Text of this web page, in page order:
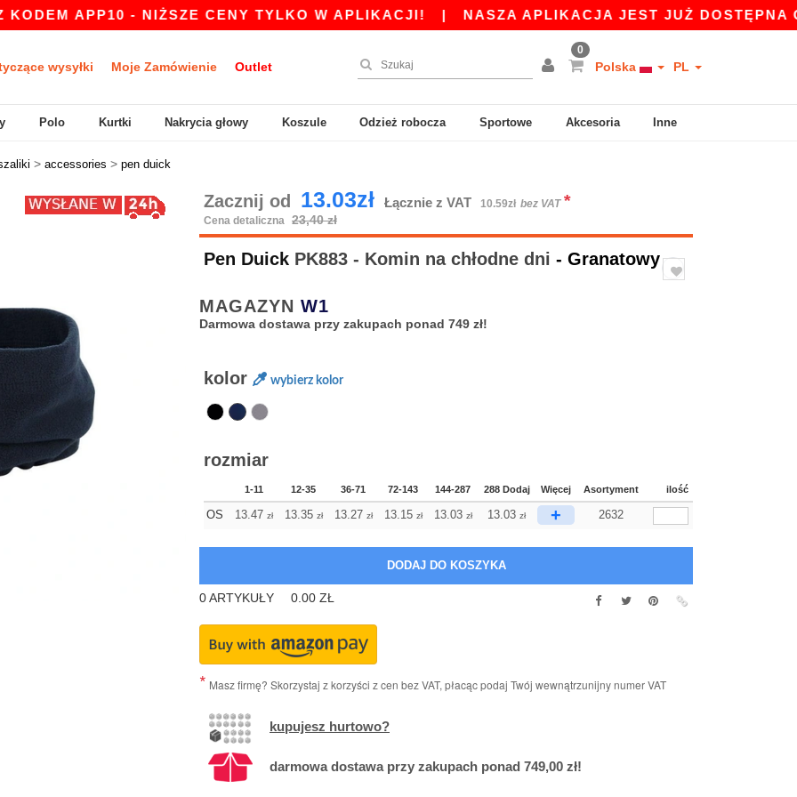
APP10 - NIŻSZE CENY TYLKO W APLIKACJI!|NASZA APLIKACJA JEST JUŻ DOSTĘPNA
wysyłki Moje Zamówienie Outlet
0
Polska PL
Polo Kurtki Nakrycia głowy Koszule Odzież robocza Sportowe Akcesoria Inne
> accessories > pen duick
Zacznij od 13.03zł Łącznie z VAT 10.59zł bez VAT *
Cena detaliczna 23,40 zł
Pen Duick PK883 - Komin na chłodne dni - Granatowy
MAGAZYN W1
Darmowa dostawa przy zakupach ponad 749 zł!
kolor wybierz kolor
rozmiar
1-11 12-35 36-71 72-143 144-287 288 Dodaj Więcej Asortyment ilość
OS 13.47 zł 13.35 zł 13.27 zł 13.15 zł 13.03 zł 13.03 zł + 2632
0ARTYKUŁY 0.00 ZŁ
Masz firmę? Skorzystaj z korzyści z cen bez VAT, płacąc podaj Twój wewnątrzunijny numer VAT
kupujesz hurtowo?
darmowa dostawa przy zakupach ponad 749,00 zł!